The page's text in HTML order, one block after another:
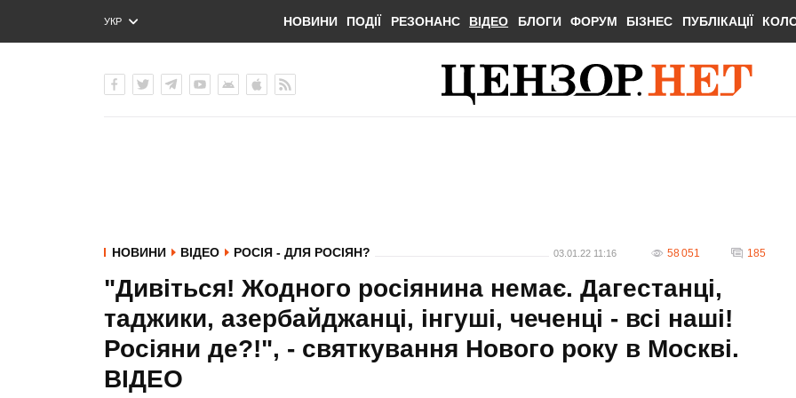
УКР
ENG
НОВИНИ ПОДІЇ РЕЗОНАНС ВІДЕО БЛОГИ ФОРУМ БІЗНЕС ПУБЛІКАЦІЇ
НОВИНИ ВІДЕО РОСІЯ - ДЛЯ РОСІЯН? 03.01.22 11:16 58 051 185
"Дивіться! Жодного росіянина немає. Дагестанці,
таджики, азербайджанці, інгуші, чеченці - всі наші!
Росіяни де?!", - святкування Нового року в Москві.
ВIДЕО